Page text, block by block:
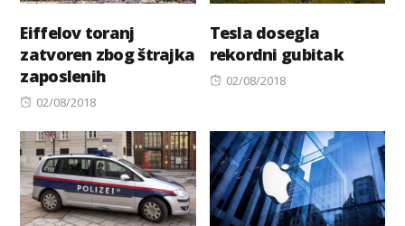
Eiffelov toranj
zatvoren zbog štrajka
zaposlenih
Posted
02/08/2018
Tesla dosegla
rekordni gubitak
Posted
02/08/2018